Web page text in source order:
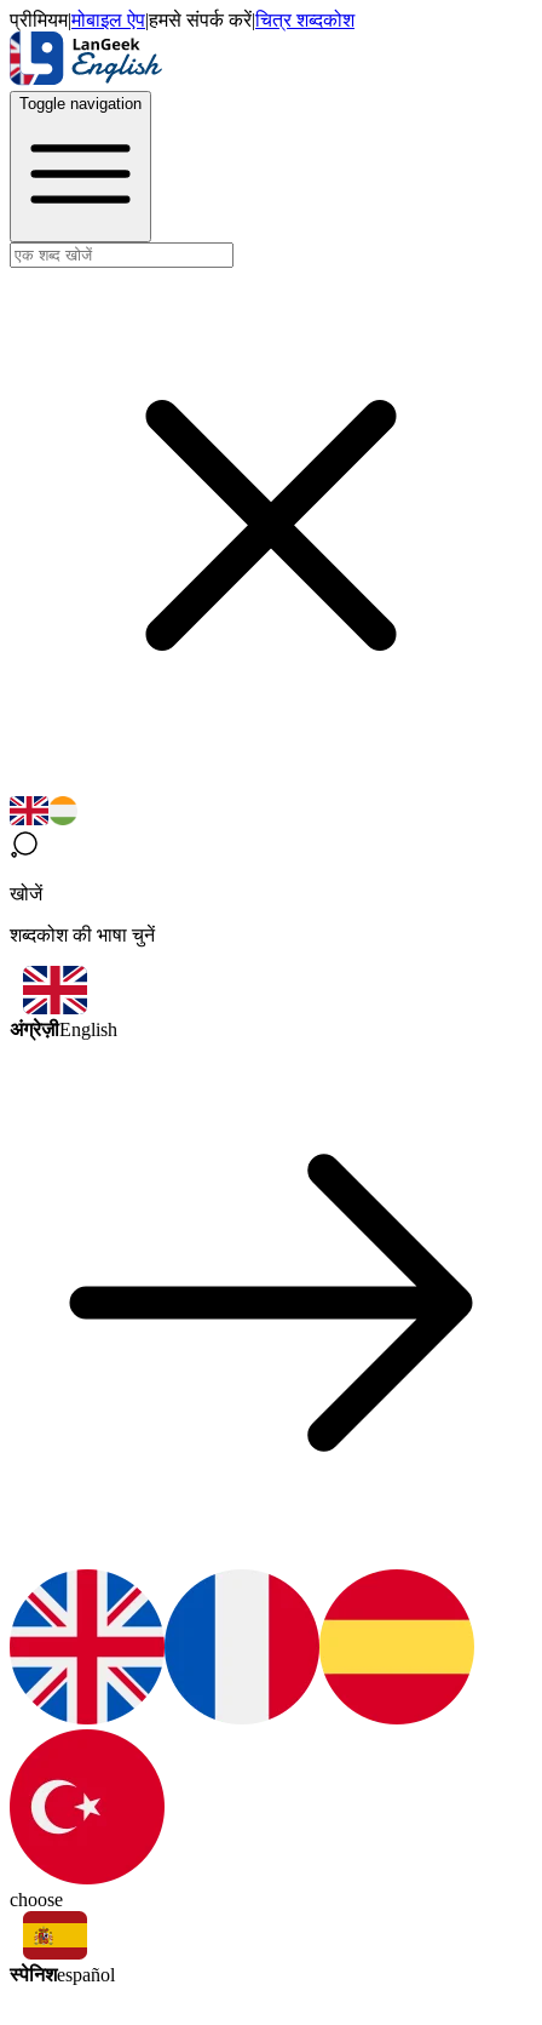
प्रीमियम|मोबाइल ऐप|हमसे संपर्क करें|चित्र शब्दकोश
Toggle navigation
खोजें
शब्दकोश की भाषा चुनें
अंग्रेज़ीEnglish
choose
स्पेनिशespañol